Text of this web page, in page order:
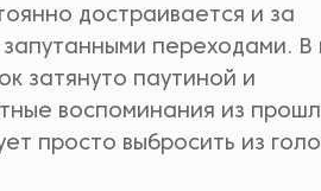
достраивается и за
переходами. В
затянуто паутиной и
воспоминания из
просто выбросить из